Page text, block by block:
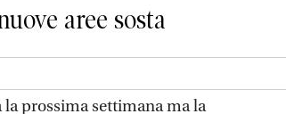
aree sosta
prossima settimana ma la